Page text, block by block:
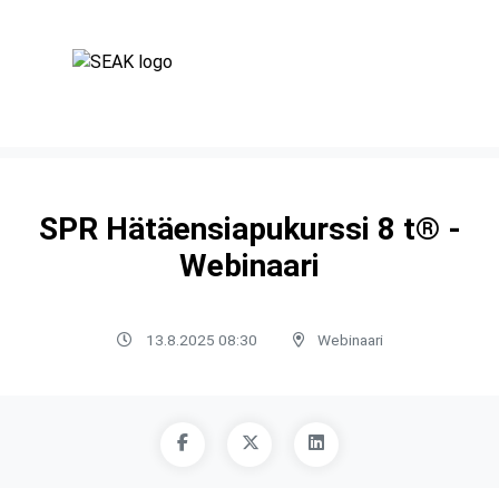
SPR Hätäensiapukurssi 8 t® -
Webinaari
13.8.2025 08:30 Webinaari